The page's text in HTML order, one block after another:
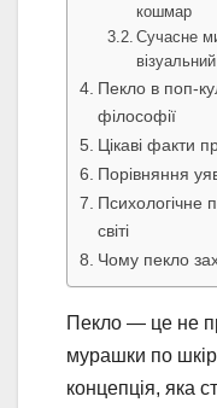
кошмар
Сучасне
Пекло в поп-
філософії
Цікаві факти
Порівняння
Психологічне
світі
Чому пекло
Пекло — це не
мурашки по
концепція, яка